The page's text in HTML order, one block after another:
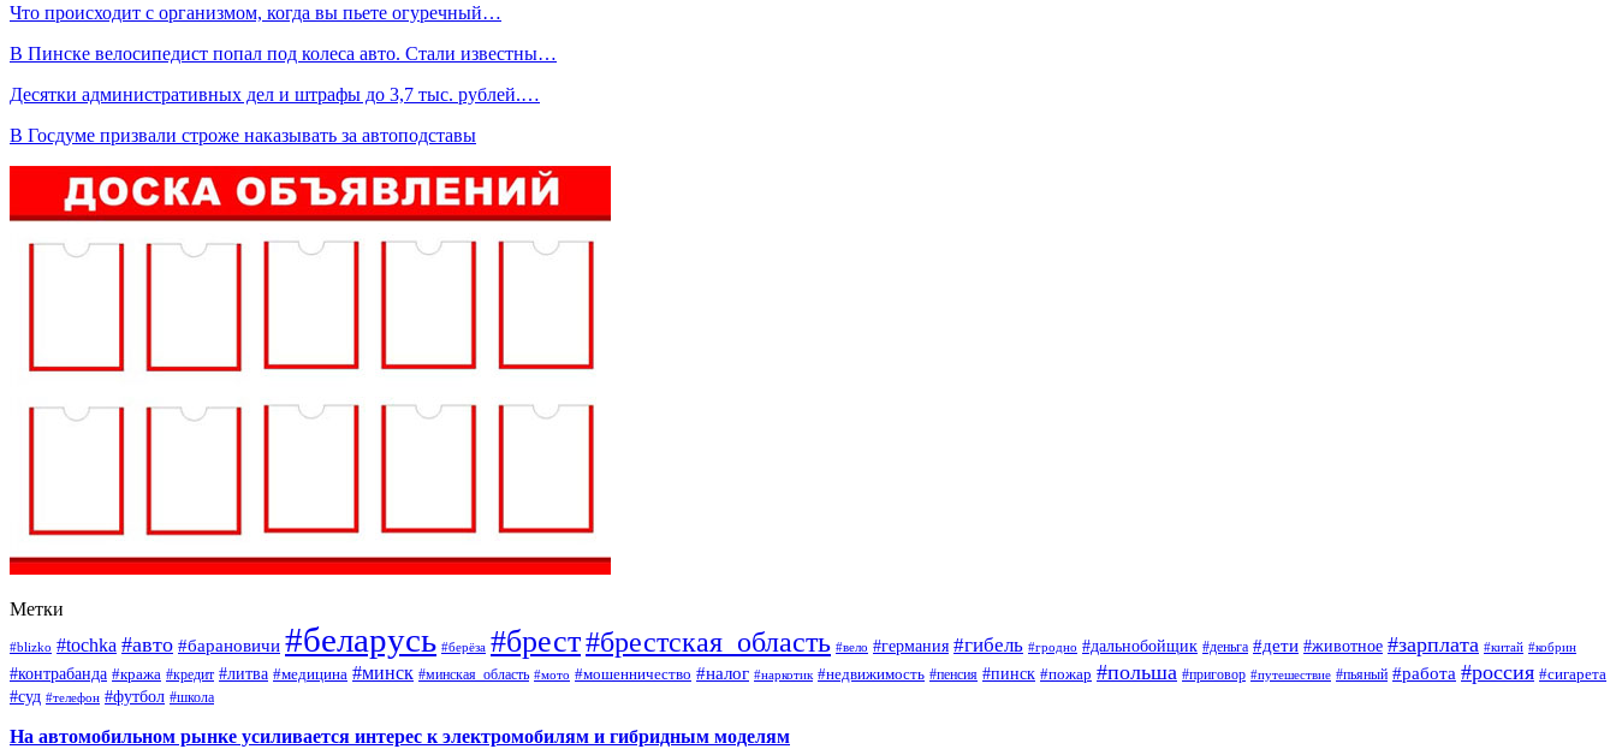
Что происходит с организмом, когда вы пьете огуречный…
В Пинске велосипедист попал под колеса авто. Стали известны…
Десятки административных дел и штрафы до 3,7 тыс. рублей.…
В Госдуме призвали строже наказывать за автоподставы
Метки
#blizko #tochka #авто #барановичи #беларусь #берёза #брест#брестская_область #вело #германия #гибель #гродно #дальнобойщик #деньга #дети #животное #зарплата #китай #кобрин
#контрабанда #кража #кредит #литва #медицина #минск #минская_область #мото #мошенничество #налог #наркотик #недвижимость #пенсия #пинск #пожар #польша #приговор #путешествие #пьяный #работа #россия #сигарета
#суд #телефон #футбол #школа
На автомобильном рынке усиливается интерес к электромобилям и гибридным моделям